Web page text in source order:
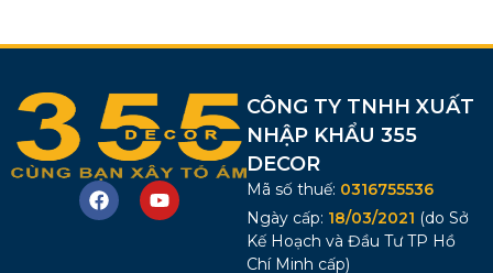
CÔNG TY TNHH XUẤT
NHẬP KHẨU 355
DECOR
Mã số thuế: 0316755536
Ngày cấp: 18/03/2021 (do Sở
Kế Hoạch và Đầu Tư TP Hồ
Chí Minh cấp)